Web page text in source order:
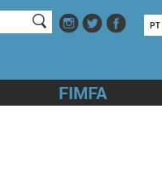
FIMFA
PT